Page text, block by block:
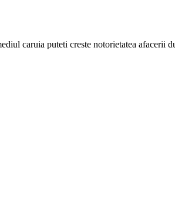
caruia puteti creste notorietatea afacerii